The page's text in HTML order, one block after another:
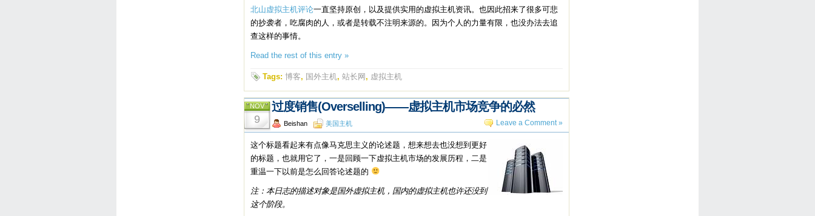
北山虚拟主机评论一直坚持原创，以及提供实用的虚拟主机资讯。也因此招来了很多可悲
的抄袭者，吃腐肉的人，或者是转载不注明来源的。因为个人的力量有限，也没办法去追
查这样的事情。
Read the rest of this entry »
Tags: 博客, 国外主机, 站长网, 虚拟主机
NOV
9
过度销售(Overselling)——虚拟主机市场竞争的必然
Beishan 美国主机 Leave a Comment »
这个标题看起来有点像马克思主义的论述题，想来想去也没想到更好
的标题，也就用它了，一是回顾一下虚拟主机市场的发展历程，二是
重温一下以前是怎么回答论述题的
注：本日志的描述对象是国外虚拟主机，国内的虚拟主机也许还没到
这个阶段。